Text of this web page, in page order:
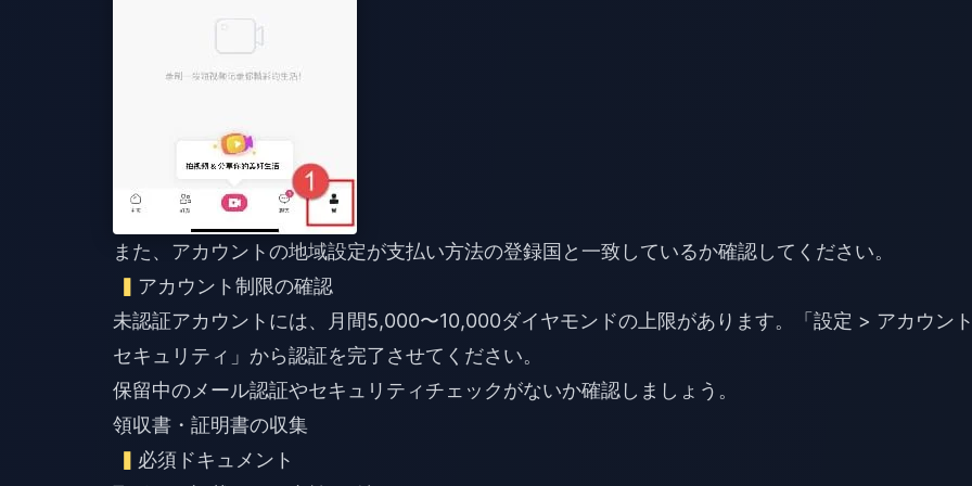
また、アカウントの地域設定が支払い方法の登録国と一致しているか確認してください。
アカウント制限の確認
未認証アカウントには、月間5,000〜10,000ダイヤモンドの上限があります。「設定 > アカウン
セキュリティ」から認証を完了させてください。
保留中のメール認証やセキュリティチェックがないか確認しましょう。
領収書・証明書の収集
必須ドキュメント